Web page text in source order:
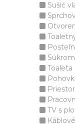
Sušič
Toaleta
TV s